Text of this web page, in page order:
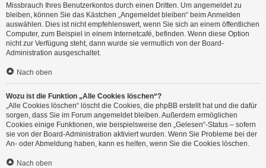
Missbrauch Ihres Benutzerkontos durch einen Dritten. Um angemeldet zu
bleiben, können Sie das Kästchen „Angemeldet bleiben“ beim Anmelden
auswählen. Dies ist nicht empfehlenswert, wenn Sie sich an einem öffentlichen
Computer, zum Beispiel in einem Internetcafé, befinden. Wenn diese Option
nicht zur Verfügung steht, dann wurde sie vermutlich von der Board-
Administration ausgeschaltet.
Nach oben
Wozu ist die Funktion „Alle Cookies löschen“?
„Alle Cookies löschen“ löscht die Cookies, die phpBB erstellt hat und die dafür
sorgen, dass Sie im Forum angemeldet bleiben. Außerdem ermöglichen
Cookies einige Funktionen, wie beispielsweise den „Gelesen“-Status – sofern
sie von der Board-Administration aktiviert wurden. Wenn Sie Probleme bei der
An- oder Abmeldung haben, kann es helfen, wenn Sie die Cookies löschen.
Nach oben